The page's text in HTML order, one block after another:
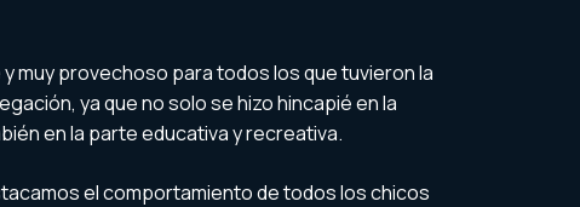
y muy provechoso para todos los que tuvieron la
ya que no solo se hizo hincapié en la
en la parte educativa y recreativa.
el comportamiento de todos los chicos